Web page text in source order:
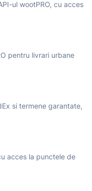
ul wootPRO, cu acces
pentru livrari urbane
si termene garantate,
acces la punctele de